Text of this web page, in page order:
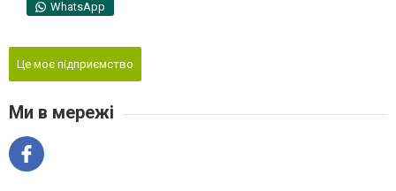
WhatsApp
Це моє підприємство
Ми в мережі